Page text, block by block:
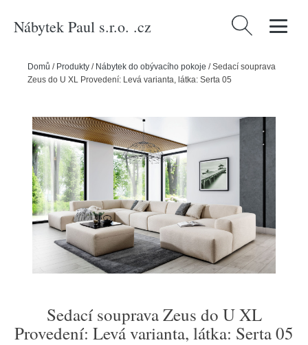
Nábytek Paul s.r.o. .cz Vyhledávání
Domů / Produkty / Nábytek do obývacího pokoje /Sedací souprava
Zeus do U XL Provedení: Levá varianta, látka: Serta 05
Sedací souprava Zeus do U XL
Provedení: Levá varianta, látka: Serta 05